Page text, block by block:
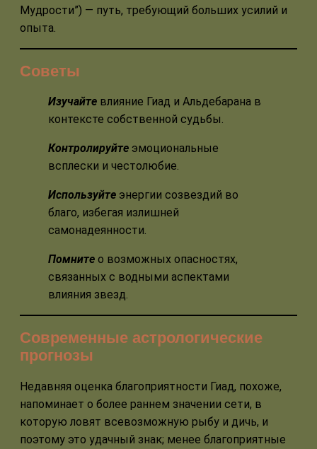
Мудрости”) — путь, требующий больших усилий и
опыта.
Советы
Изучайте влияние Гиад и Альдебарана в
контексте собственной судьбы.
Контролируйте эмоциональные
всплески и честолюбие.
Используйте энергии созвездий во
благо, избегая излишней
самонадеянности.
Помните о возможных опасностях,
связанных с водными аспектами
влияния звезд.
Современные астрологические
прогнозы
Недавняя оценка благоприятности Гиад, похоже,
напоминает о более раннем значении сети, в
которую ловят всевозможную рыбу и дичь, и
поэтому это удачный знак; менее благоприятные